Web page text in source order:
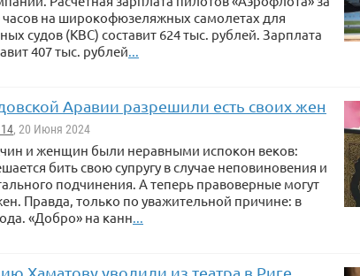
часов на широкофюзеляжных самолетах для
судов (КВС) составит 624 тыс. рублей. Зарплата
407 тыс. рублей...
Аравии разрешили есть своих жен
, 20 Июня 2024
и женщин были неравными испокон веков:
бить свою супругу в случае неповиновения и
подчинения. А теперь правоверные могут
Правда, только по уважительной причине: в
«Добро» на канн
Хаматову уволили из театра в Риге